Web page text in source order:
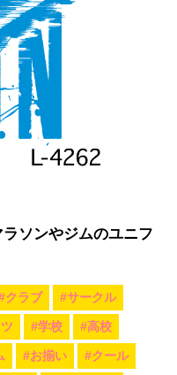
ソンやジムのユニフ
クラブ #サークル
#学校 #高校
#お揃い #クール